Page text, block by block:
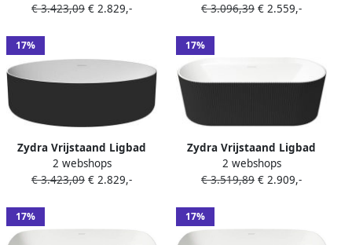
€ 3.423,09 € 2.829,-
€ 3.096,39 € 2.559,-
17%
Zydra Vrijstaand Ligbad
Elipse 176x81 cm Negro
2 webshops
€ 3.423,09 € 2.829,-
17%
Zydra Vrijstaand Ligbad
Olympia 170x80 cm Negro
2 webshops
€ 3.519,89 € 2.909,-
17% 17%